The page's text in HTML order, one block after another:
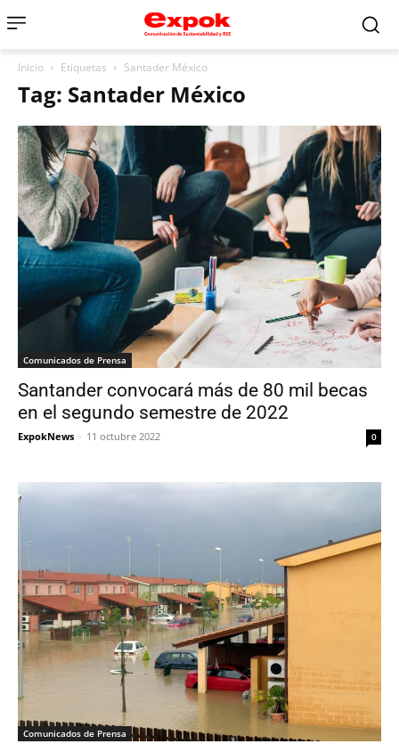
Inicio Etiquetas Santader México
Tag: Santader México
Comunicados de Prensa
Santander convocará más de 80 mil becas
en el segundo semestre de 2022
ExpokNews - 11 octubre 2022 0
Comunicados de Prensa